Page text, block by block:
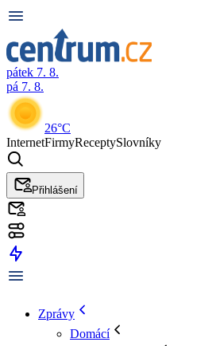
pátek 7. 8.
pá 7. 8.
26°C
InternetFirmyReceptySlovníky
Přihlášení
Zprávy
Domácí